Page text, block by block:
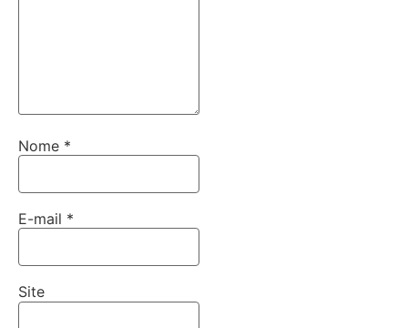
Nome *
E-mail *
Site